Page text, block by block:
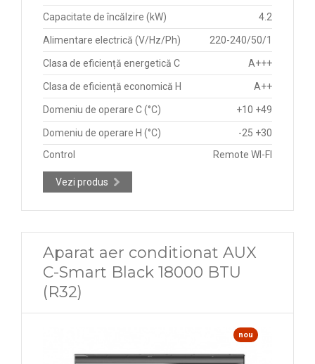
Capacitate de încălzire (kW) 4.2
Alimentare electrică (V/Hz/Ph) 220-240/50/1
Clasa de eficiență energetică C A+++
Clasa de eficiență economică H A++
Domeniu de operare C (°C) +10 +49
Domeniu de operare H (°C)
-25 +30
Control
Remote WI-FI
Vezi produs
Aparat aer conditionat AUX
C-Smart Black 18000 BTU
(R32)
nou